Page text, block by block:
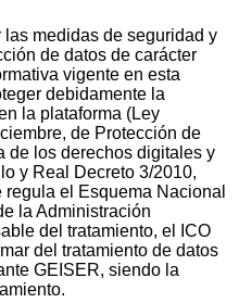
medidas de seguridad y
de datos de carácter
vigente en esta
debidamente la
la plataforma (Ley
de Protección de
de los derechos digitales y
y Real Decreto 3/2010,
el Esquema Nacional
la Administración
del tratamiento, el ICO
del tratamiento de datos
GEISER, siendo la